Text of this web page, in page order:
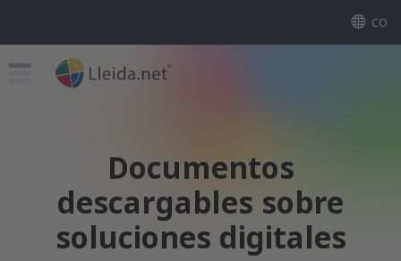
CO
Documentos
descargables sobre
soluciones digitales